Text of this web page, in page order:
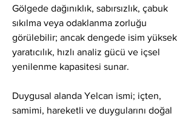
Gölgede dağınıklık, sabırsızlık, çabuk
sıkılma veya odaklanma zorluğu
görülebilir; ancak dengede isim yüksek
yaratıcılık, hızlı analiz gücü ve içsel
yenilenme kapasitesi sunar.
Duygusal alanda Yelcan ismi; içten,
samimi, hareketli ve duygularını doğal